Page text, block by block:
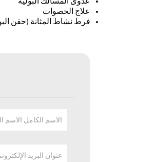
علاج الحصوات
فرط نشاط المثانة (حقن
الاسم الكامل الاسم
عنوان البريد